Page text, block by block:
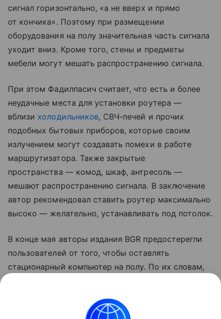
сигнал горизонтально, «а не вверх и прямо
от кончика». Поэтому при размещении
оборудования на полу значительная часть сигнала
уходит вниз. Кроме того, стены и предметы
мебели могут мешать распространению сигнала.
При этом Фадилпасич считает, что есть и более
неудачные места для установки роутера —
вблизи холодильников, СВЧ-печей и прочих
подобных бытовых приборов, которые своим
излучением могут создавать помехи в работе
маршрутизатора. Также закрытые
пространства — комод, шкаф, антресоль —
мешают распространению сигнала. В заключение
автор рекомендовал ставить роутер максимально
высоко — желательно, устанавливать под потолок.
В конце мая авторы издания BGR предостерегли
пользователей от того, чтобы оставлять
стационарный компьютер на полу. По их словам,